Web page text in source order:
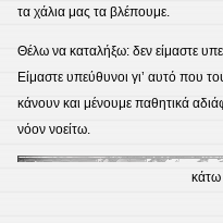
τα χάλια μας τα βλέπουμε.
Θέλω να καταλήξω: δεν είμαστε
Είμαστε υπεύθυνοι γι’ αυτό που
κάνουν και μένουμε παθητικά
νόον νοείτω.